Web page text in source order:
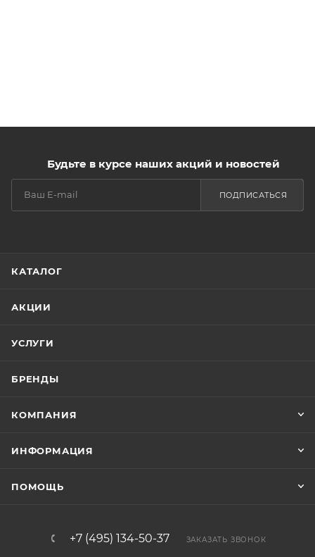
Будьте в курсе наших акций и новостей
ПОДПИСАТЬСЯ
КАТАЛОГ
АКЦИИ
УСЛУГИ
БРЕНДЫ
КОМПАНИЯ
ИНФОРМАЦИЯ
ПОМОЩЬ
+7 (495) 134-50-37 ЗАКАЗАТЬ ЗВОНОК